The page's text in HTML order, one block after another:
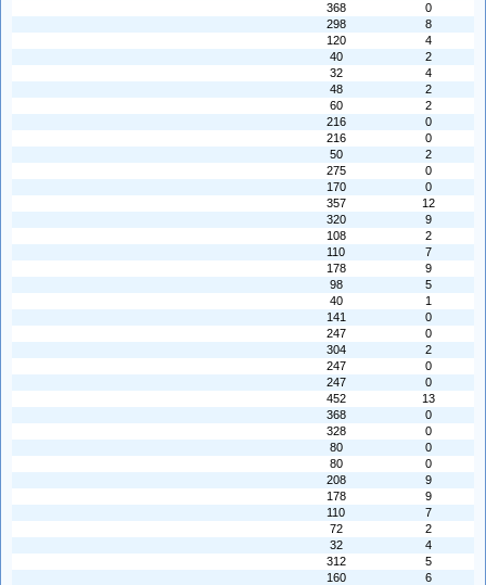
368
0
298
8
120
4
40
2
32
4
48
2
60
2
216
0
216
0
50
2
275
0
170
0
357
12
320
9
108
2
110
7
178
9
98
5
40
1
141
0
247
0
304
2
247
0
247
0
452
13
368
0
328
0
80
0
80
0
208
9
178
9
110
7
72
2
32
4
312
5
160
6